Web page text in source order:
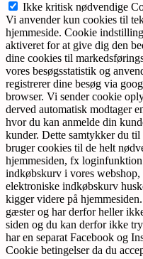
Ikke kritisk nødvendige
Vi anvender kun cookies til
hjemmeside. Cookie
aktiveret for at give dig den
dine cookies til
vores besøgsstatistik og
registrerer dine besøg via
browser. Vi sender cookie
derved automatisk modtager
hvor du kan anmelde din
kunder. Dette samtykker du
bruger cookies til de helt
hjemmesiden, fx
indkøbskurv i vores
elektroniske indkøbskurv
kigger videre på
gæster og har derfor heller
siden og du kan derfor ikke
har en separat Facebook og
Cookie betingelser da du